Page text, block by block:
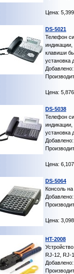
Цена:
DS-5021
Телефон
клавиши
установка
Цена:
DS-5038
Телефон
установка
Цена:
DS-5064
Консоль
Цена:
HT-2008
RJ-12, RJ-